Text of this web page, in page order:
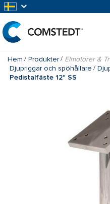
Hem Produkter
Elmotorer &
Djupriggar och spöhållare
Pedistalfäste 12" SS